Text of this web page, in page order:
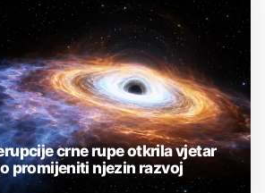
crne rupe otkrila vjetar
promijeniti njezin razvoj